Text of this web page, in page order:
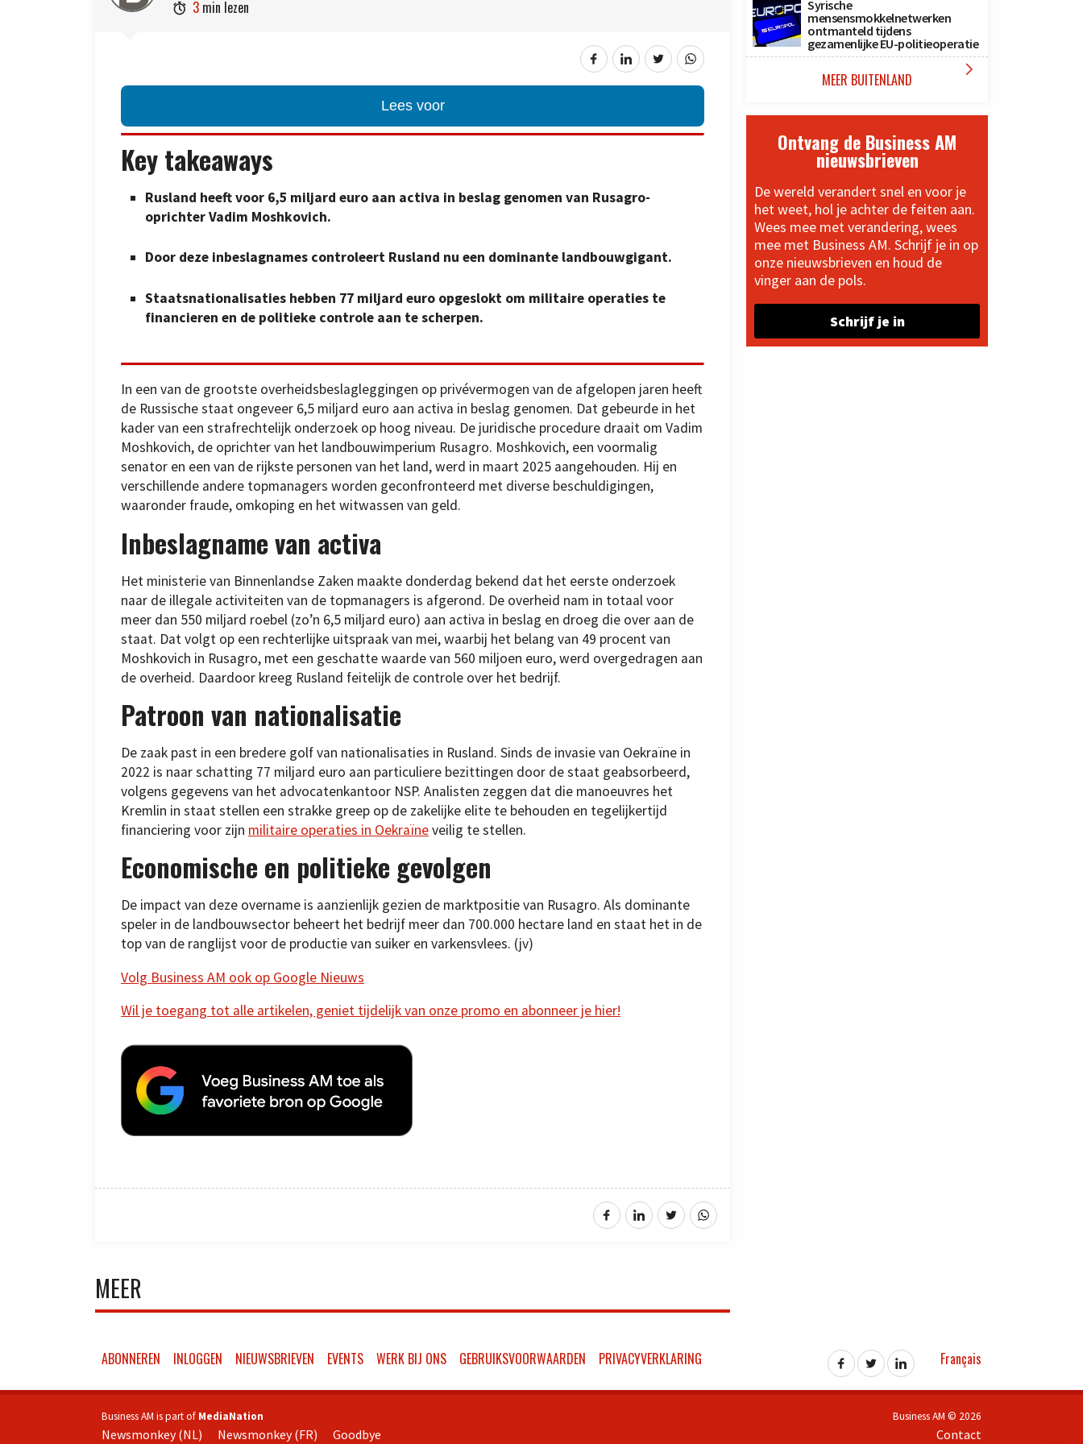
 3 min lezen
Lees voor
Key takeaways
Rusland heeft voor 6,5 miljard euro aan activa in beslag genomen van Rusagro-
oprichter Vadim Moshkovich.
Door deze inbeslagnames controleert Rusland nu een dominante landbouwgigant.
Staatsnationalisaties hebben 77 miljard euro opgeslokt om militaire operaties te
financieren en de politieke controle aan te scherpen.
In een van de grootste overheidsbeslagleggingen op privévermogen van de afgelopen jaren heeft
de Russische staat ongeveer 6,5 miljard euro aan activa in beslag genomen. Dat gebeurde in het
kader van een strafrechtelijk onderzoek op hoog niveau. De juridische procedure draait om Vadim
Moshkovich, de oprichter van het landbouwimperium Rusagro. Moshkovich, een voormalig
senator en een van de rijkste personen van het land, werd in maart 2025 aangehouden. Hij en
verschillende andere topmanagers worden geconfronteerd met diverse beschuldigingen,
waaronder fraude, omkoping en het witwassen van geld.
Inbeslagname van activa
Het ministerie van Binnenlandse Zaken maakte donderdag bekend dat het eerste onderzoek
naar de illegale activiteiten van de topmanagers is afgerond. De overheid nam in totaal voor
meer dan 550 miljard roebel (zo’n 6,5 miljard euro) aan activa in beslag en droeg die over aan de
staat. Dat volgt op een rechterlijke uitspraak van mei, waarbij het belang van 49 procent van
Moshkovich in Rusagro, met een geschatte waarde van 560 miljoen euro, werd overgedragen aan
de overheid. Daardoor kreeg Rusland feitelijk de controle over het bedrijf.
Patroon van nationalisatie
De zaak past in een bredere golf van nationalisaties in Rusland. Sinds de invasie van Oekraïne in
2022 is naar schatting 77 miljard euro aan particuliere bezittingen door de staat geabsorbeerd,
volgens gegevens van het advocatenkantoor NSP. Analisten zeggen dat die manoeuvres het
Kremlin in staat stellen een strakke greep op de zakelijke elite te behouden en tegelijkertijd
financiering voor zijn militaire operaties in Oekraïneveilig te stellen.
Economische en politieke gevolgen
De impact van deze overname is aanzienlijk gezien de marktpositie van Rusagro. Als dominante
speler in de landbouwsector beheert het bedrijf meer dan 700.000 hectare land en staat het in de
top van de ranglijst voor de productie van suiker en varkensvlees. (jv)
Volg Business AM ook op Google Nieuws
Wil je toegang tot alle artikelen, geniet tijdelijk van onze promo en abonneer je hier!
MEER
Syrische
mensensmokkelnetwerken
ontmanteld tijdens
gezamenlijke EU-politieoperatie
MEER BUITENLAND 
Ontvang de Business AM
nieuwsbrieven
De wereld verandert snel en voor je
het weet, hol je achter de feiten aan.
Wees mee met verandering, wees
mee met Business AM. Schrijf je in op
onze nieuwsbrieven en houd de
vinger aan de pols.
Schrijf je in
ABONNEREN INLOGGEN NIEUWSBRIEVEN EVENTS WERK BIJ ONS GEBRUIKSVOORWAARDEN PRIVACYVERKLARING Français
Business AM is part of MediaNation
Newsmonkey (NL) Newsmonkey (FR) Goodbye
Business AM © 2026
Contact